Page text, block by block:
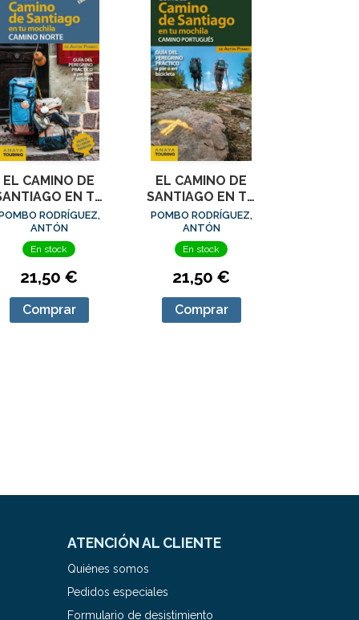
EL CAMINO DE
EN TU
CAMINO
NORTE
RODRÍGUEZ,
ANTÓN
En stock
21,50 €
Comprar
EL CAMINO DE
SANTIAGO EN TU
MOCHILA. CAMINO
PORTUGUÉS
POMBO RODRÍGUEZ,
ANTÓN
En stock
21,50 €
Comprar
ATENCIÓN AL CLIENTE
Quiénes somos
Pedidos especiales
Formulario de desistimiento